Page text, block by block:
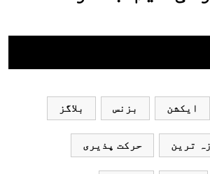
ٹیم پاکستان
ایکشن بزنس بلاگز
ترین حرکت پذیری